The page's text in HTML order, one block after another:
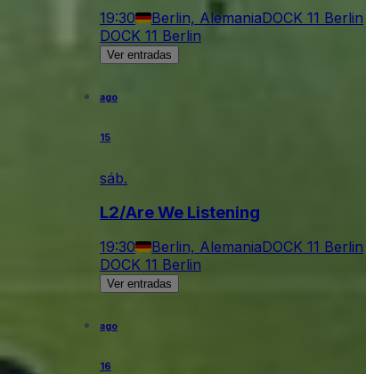
19:30 Berlin, AlemaniaDOCK 11 Berlin
DOCK 11 Berlin
Ver entradas
ago
15
sáb.
L2/Are We Listening
19:30 Berlin, AlemaniaDOCK 11 Berlin
DOCK 11 Berlin
Ver entradas
ago
16